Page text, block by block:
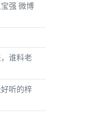
强 微博
谁料老
听的梓